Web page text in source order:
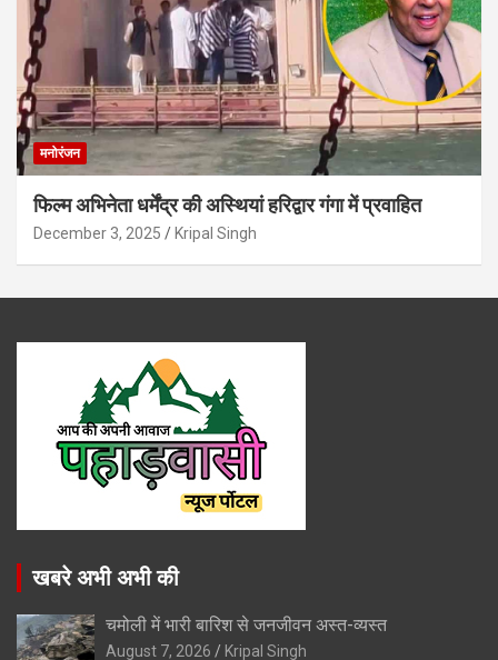
मनोरंजन
फिल्म अभिनेता धर्मेंद्र की अस्थियां हरिद्वार गंगा में प्रवाहित
December 3, 2025 Kripal Singh
खबरे अभी अभी की
चमोली में भारी बारिश से जनजीवन अस्त-व्यस्त
August 7, 2026 Kripal Singh